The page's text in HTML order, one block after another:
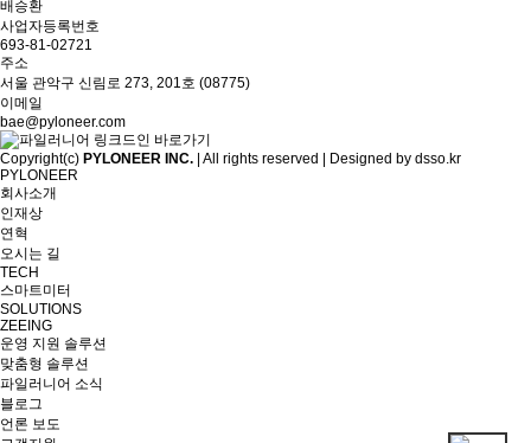
배승환
사업자등록번호
693-81-02721
주소
서울 관악구 신림로 273, 201호 (08775)
이메일
bae@pyloneer.com
Copyright(c) PYLONEER INC. | All rights reserved | Designed by dsso.kr
PYLONEER
회사소개
인재상
연혁
오시는 길
TECH
스마트미터
SOLUTIONS
ZEEING
운영 지원 솔루션
맞춤형 솔루션
파일러니어 소식
블로그
언론 보도